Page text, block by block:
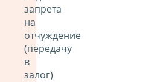
запрета
на
отчуждение
(передачу
в
залог)